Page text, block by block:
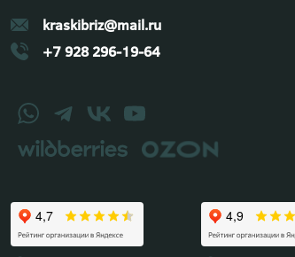
kraskibriz@mail.ru
+7 928 296-19-64